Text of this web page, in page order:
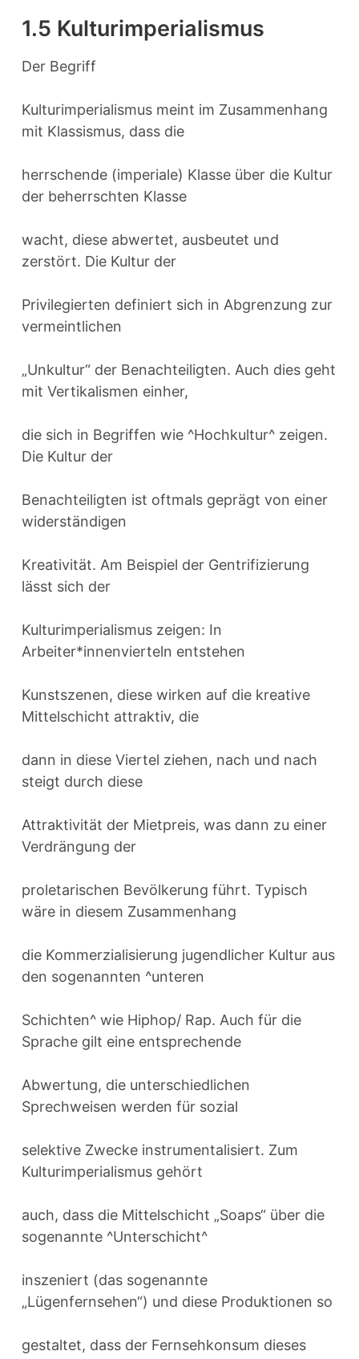
1.5 Kulturimperialismus
Der Begriff
Kulturimperialismus meint im Zusammenhang
mit Klassismus, dass die
herrschende (imperiale) Klasse über die Kultur
der beherrschten Klasse
wacht, diese abwertet, ausbeutet und
zerstört. Die Kultur der
Privilegierten definiert sich in Abgrenzung zur
vermeintlichen
„Unkultur“ der Benachteiligten. Auch dies geht
mit Vertikalismen einher,
die sich in Begriffen wie ^Hochkultur^ zeigen.
Die Kultur der
Benachteiligten ist oftmals geprägt von einer
widerständigen
Kreativität. Am Beispiel der Gentrifizierung
lässt sich der
Kulturimperialismus zeigen: In
Arbeiter*innenvierteln entstehen
Kunstszenen, diese wirken auf die kreative
Mittelschicht attraktiv, die
dann in diese Viertel ziehen, nach und nach
steigt durch diese
Attraktivität der Mietpreis, was dann zu einer
Verdrängung der
proletarischen Bevölkerung führt. Typisch
wäre in diesem Zusammenhang
die Kommerzialisierung jugendlicher Kultur aus
den sogenannten ^unteren
Schichten^ wie Hiphop/ Rap. Auch für die
Sprache gilt eine entsprechende
Abwertung, die unterschiedlichen
Sprechweisen werden für sozial
selektive Zwecke instrumentalisiert. Zum
Kulturimperialismus gehört
auch, dass die Mittelschicht „Soaps“ über die
sogenannte ^Unterschicht^
inszeniert (das sogenannte
„Lügenfernsehen“) und diese Produktionen so
gestaltet, dass der Fernsehkonsum dieses